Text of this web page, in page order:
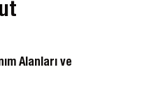
Alanları ve